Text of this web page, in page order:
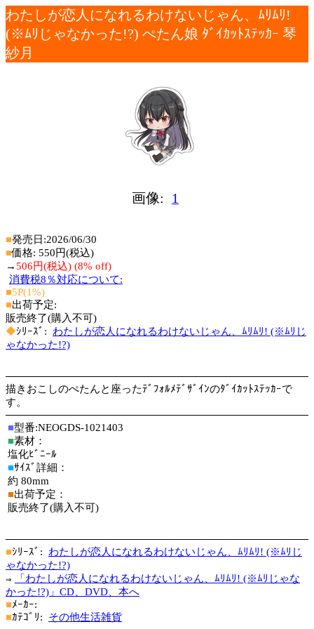
わたしが恋人になれるわけないじゃん、ﾑﾘﾑﾘ!
(※ﾑﾘじゃなかった!?) ぺたん娘 ﾀﾞｲｶｯﾄｽﾃｯｶｰ 琴
紗月
画像: 1
■発売日:2026/06/30
■価格: 550円(税込)
→506円(税込) (8% off)
消費税8％対応について:
■5P(1%)
■出荷予定:
販売終了(購入不可)
◆ｼﾘｰｽﾞ:
わたしが恋人になれるわけないじゃん、ﾑﾘﾑﾘ! (※ﾑﾘじ
ゃなかった!?)
描きおこしのぺたんと座ったﾃﾞﾌｫﾙﾒﾃﾞｻﾞｲﾝのﾀﾞｲｶｯﾄｽﾃｯｶｰで
す。
■型番:NEOGDS-1021403
■素材：
塩化ﾋﾞﾆｰﾙ
■ｻｲｽﾞ詳細：
約 80mm
■出荷予定：
販売終了(購入不可)
■ｼﾘｰｽﾞ:
わたしが恋人になれるわけないじゃん、ﾑﾘﾑﾘ! (※ﾑﾘじ
ゃなかった!?)
⇒
「わたしが恋人になれるわけないじゃん、ﾑﾘﾑﾘ! (※ﾑﾘじゃな
かった!?)」CD、DVD、本へ
■ﾒｰｶｰ:
■ｶﾃｺﾞﾘ: その他生活雑貨